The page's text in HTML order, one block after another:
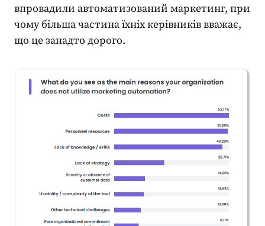
впровадили автоматизований маркетинг, при
чому більша частина їхніх керівників вважає,
що це занадто дорого.